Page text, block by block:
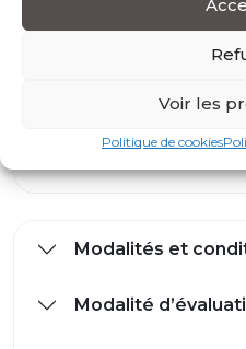
Voir les
Politique de cookies
Apport d’éléments
Exercices et mises en
Document de stage
Modalités et
Modalité